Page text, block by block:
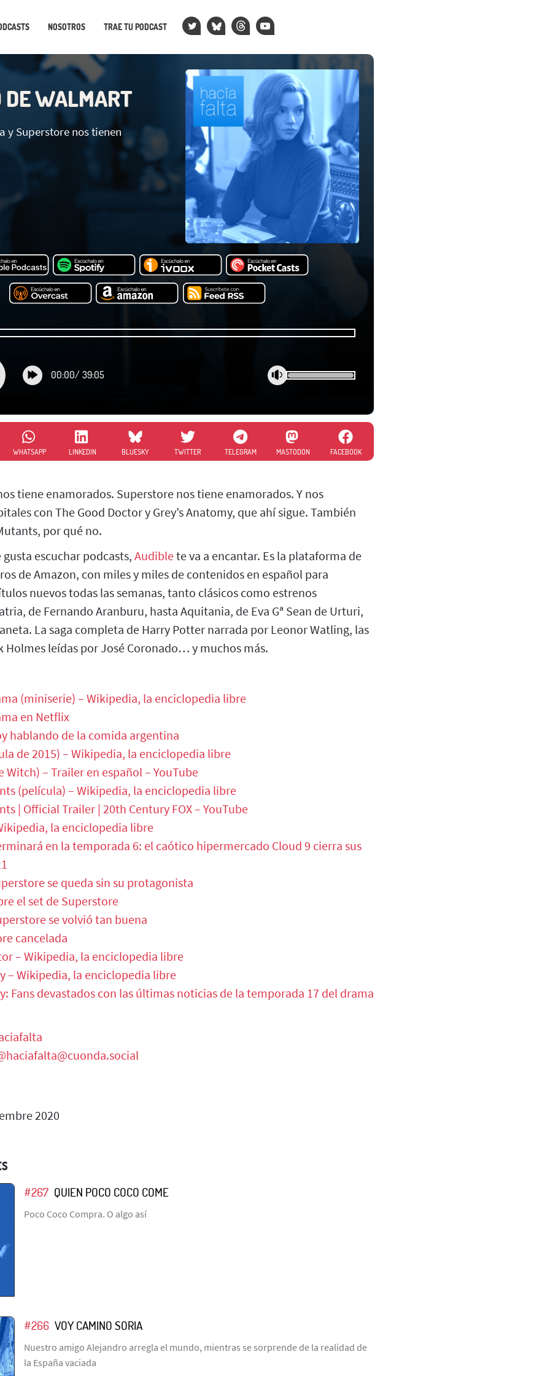
NOSOTROS TRAE TU PODCAST
DE WALMART
y Superstore nos tienen
00:00/ 39:05
WHATSAPP LINKEDIN BLUESKY TWITTER TELEGRAM MASTODON FACEBOOK
tiene enamorados. Superstore nos tiene enamorados. Y nos
con The Good Doctor y Grey’s Anatomy, que ahí sigue. También
por qué no.
escuchar podcasts, Audiblete va a encantar. Es la plataforma de
de Amazon, con miles y miles de contenidos en español para
nuevos todas las semanas, tanto clásicos como estrenos
de Fernando Aranburu, hasta Aquitania, de Eva Gª Sean de Urturi,
La saga completa de Harry Potter narrada por Leonor Watling, las
Holmes leídas por José Coronado… y muchos más.
(miniserie) – Wikipedia, la enciclopedia libre
en Netflix
hablando de la comida argentina
de 2015) – Wikipedia, la enciclopedia libre
Witch) – Trailer en español – YouTube
(película) – Wikipedia, la enciclopedia libre
| Official Trailer | 20th Century FOX – YouTube
la enciclopedia libre
en la temporada 6: el caótico hipermercado Cloud 9 cierra sus
se queda sin su protagonista
el set de Superstore
se volvió tan buena
cancelada
– Wikipedia, la enciclopedia libre
– Wikipedia, la enciclopedia libre
Fans devastados con las últimas noticias de la temporada 17 del drama
2020
#267 QUIEN POCO COCO COME
Poco Coco Compra. O algo así
#266 VOY CAMINO SORIA
Nuestro amigo Alejandro arregla el mundo, mientras se sorprende de la realidad de
la España vaciada